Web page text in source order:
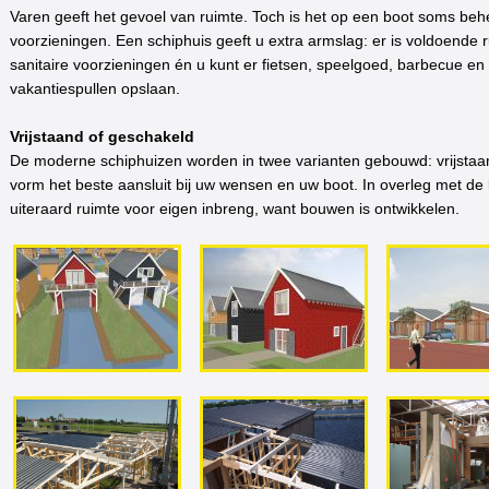
Varen geeft het gevoel van ruimte. Toch is het op een boot soms
voorzieningen. Een schiphuis geeft u extra armslag: er is voldoende
sanitaire voorzieningen én u kunt er fietsen, speelgoed, barbecue
vakantiespullen opslaan.
Vrijstaand of geschakeld
De moderne schiphuizen worden in twee varianten gebouwd:
vorm het beste aansluit bij uw wensen en uw boot. In overleg met
uiteraard ruimte voor eigen inbreng, want bouwen is ontwikkelen.